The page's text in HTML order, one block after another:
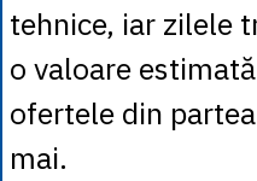
tehnice, iar zilele
o valoare
ofertele din
mai.